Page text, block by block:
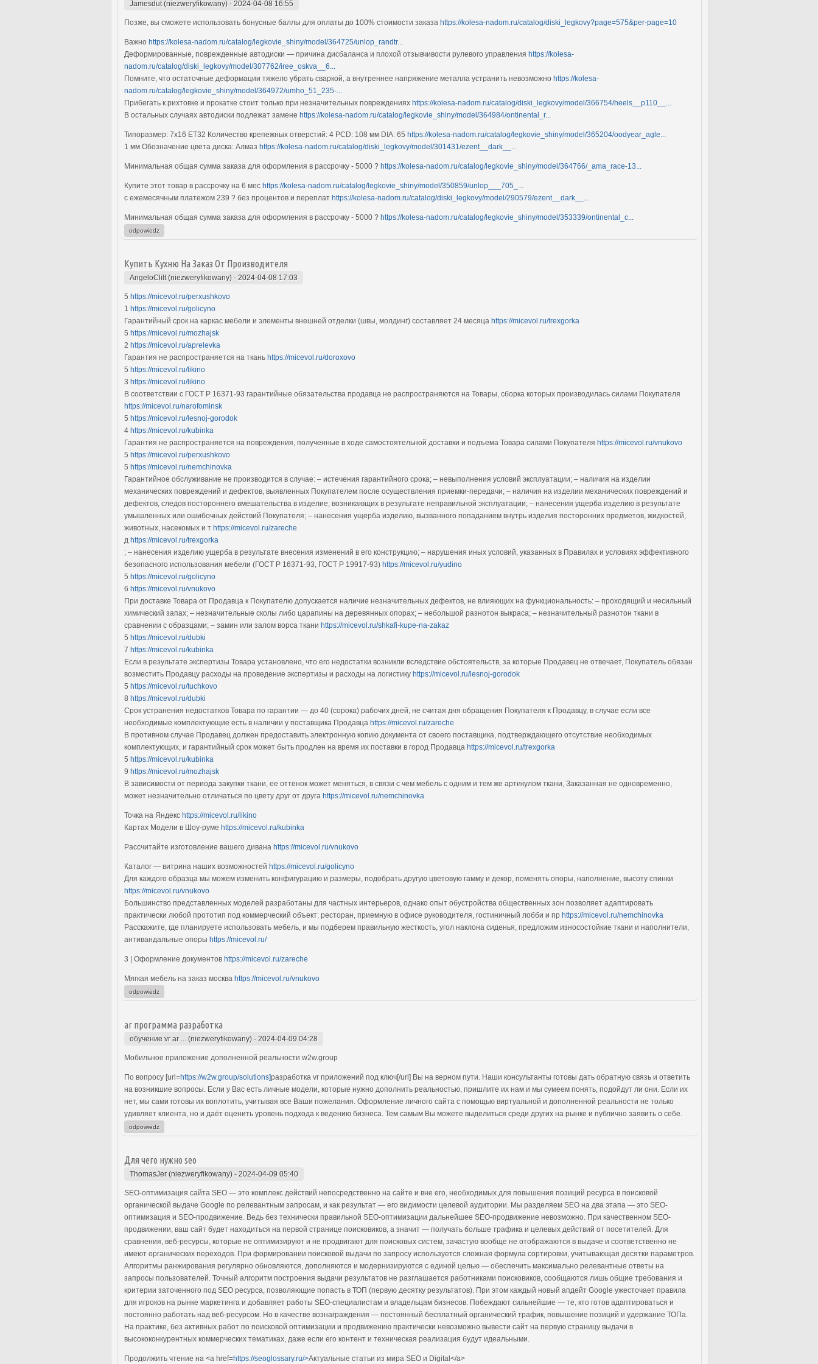
Jamesdut (niezweryfikowany) - 2024-04-08 16:55
Позже, вы сможете использовать бонусные баллы для оплаты до 100% стоимости заказа https://kolesa-nadom.ru/catalog/diski_legkovy?page=575&per-page=10
Важно https://kolesa-nadom.ru/catalog/legkovie_shiny/model/364725/unlop_randtr...
Деформированные, поврежденные автодиски — причина дисбаланса и плохой отзывчивости рулевого управления https://kolesa-
nadom.ru/catalog/diski_legkovy/model/307762/iree_oskva__6...
Помните, что остаточные деформации тяжело убрать сваркой, а внутреннее напряжение металла устранить невозможно https://kolesa-
nadom.ru/catalog/legkovie_shiny/model/364972/umho_51_235-...
Прибегать к рихтовке и прокатке стоит только при незначительных повреждениях https://kolesa-nadom.ru/catalog/diski_legkovy/model/366754/heels__p110__...
В остальных случаях автодиски подлежат замене https://kolesa-nadom.ru/catalog/legkovie_shiny/model/364984/ontinental_r...
Типоразмер: 7x16 ET32 Количество крепежных отверстий: 4 PCD: 108 мм DIA: 65 https://kolesa-nadom.ru/catalog/legkovie_shiny/model/365204/oodyear_agle...
1 мм Обозначение цвета диска: Алмаз https://kolesa-nadom.ru/catalog/diski_legkovy/model/301431/ezent__dark__...
Минимальная общая сумма заказа для оформления в рассрочку - 5000 ? https://kolesa-nadom.ru/catalog/legkovie_shiny/model/364766/_ama_race-13...
Купите этот товар в рассрочку на 6 мес https://kolesa-nadom.ru/catalog/legkovie_shiny/model/350859/unlop___705_...
с ежемесячным платежом 239 ? без процентов и переплат https://kolesa-nadom.ru/catalog/diski_legkovy/model/290579/ezent__dark__...
Минимальная общая сумма заказа для оформления в рассрочку - 5000 ? https://kolesa-nadom.ru/catalog/legkovie_shiny/model/353339/ontinental_c...
odpowiedz
Купить Кухню На Заказ От Производителя
AngeloClilt (niezweryfikowany) - 2024-04-08 17:03
5 https://micevol.ru/perxushkovo
1 https://micevol.ru/golicyno
Гарантийный срок на каркас мебели и элементы внешней отделки (швы, молдинг) составляет 24 месяца https://micevol.ru/trexgorka
5 https://micevol.ru/mozhajsk
2 https://micevol.ru/aprelevka
Гарантия не распространяется на ткань https://micevol.ru/doroxovo
5 https://micevol.ru/likino
3 https://micevol.ru/likino
В соответствии с ГОСТ Р 16371-93 гарантийные обязательства продавца не распространяются на Товары, сборка которых производилась силами Покупателя
https://micevol.ru/narofominsk
5 https://micevol.ru/lesnoj-gorodok
4 https://micevol.ru/kubinka
Гарантия не распространяется на повреждения, полученные в ходе самостоятельной доставки и подъема Товара силами Покупателя https://micevol.ru/vnukovo
5 https://micevol.ru/perxushkovo
5 https://micevol.ru/nemchinovka
Гарантийное обслуживание не производится в случае: – истечения гарантийного срока; – невыполнения условий эксплуатации; – наличия на изделии
механических повреждений и дефектов, выявленных Покупателем после осуществления приемки-передачи; – наличия на изделии механических повреждений и
дефектов, следов постороннего вмешательства в изделие, возникающих в результате неправильной эксплуатации; – нанесения ущерба изделию в результате
умышленных или ошибочных действий Покупателя; – нанесения ущерба изделию, вызванного попаданием внутрь изделия посторонних предметов, жидкостей,
животных, насекомых и т https://micevol.ru/zareche
д https://micevol.ru/trexgorka
; – нанесения изделию ущерба в результате внесения изменений в его конструкцию; – нарушения иных условий, указанных в Правилах и условиях эффективного
безопасного использования мебели (ГОСТ Р 16371-93, ГОСТ Р 19917-93) https://micevol.ru/yudino
5 https://micevol.ru/golicyno
6 https://micevol.ru/vnukovo
При доставке Товара от Продавца к Покупателю допускается наличие незначительных дефектов, не влияющих на функциональность: – проходящий и несильный
химический запах; – незначительные сколы либо царапины на деревянных опорах; – небольшой разнотон выкраса; – незначительный разнотон ткани в
сравнении с образцами; – замин или залом ворса ткани https://micevol.ru/shkafi-kupe-na-zakaz
5 https://micevol.ru/dubki
7 https://micevol.ru/kubinka
Если в результате экспертизы Товара установлено, что его недостатки возникли вследствие обстоятельств, за которые Продавец не отвечает, Покупатель обязан
возместить Продавцу расходы на проведение экспертизы и расходы на логистику https://micevol.ru/lesnoj-gorodok
5 https://micevol.ru/tuchkovo
8 https://micevol.ru/dubki
Срок устранения недостатков Товара по гарантии — до 40 (сорока) рабочих дней, не считая дня обращения Покупателя к Продавцу, в случае если все
необходимые комплектующие есть в наличии у поставщика Продавца https://micevol.ru/zareche
В противном случае Продавец должен предоставить электронную копию документа от своего поставщика, подтверждающего отсутствие необходимых
комплектующих, и гарантийный срок может быть продлен на время их поставки в город Продавца https://micevol.ru/trexgorka
5 https://micevol.ru/kubinka
9 https://micevol.ru/mozhajsk
В зависимости от периода закупки ткани, ее оттенок может меняться, в связи с чем мебель с одним и тем же артикулом ткани, Заказанная не одновременно,
может незначительно отличаться по цвету друг от друга https://micevol.ru/nemchinovka
Точка на Яндекс https://micevol.ru/likino
Картах Модели в Шоу-руме https://micevol.ru/kubinka
Рассчитайте изготовление вашего дивана https://micevol.ru/vnukovo
Каталог — витрина наших возможностей https://micevol.ru/golicyno
Для каждого образца мы можем изменить конфигурацию и размеры, подобрать другую цветовую гамму и декор, поменять опоры, наполнение, высоту спинки
https://micevol.ru/vnukovo
Большинство представленных моделей разработаны для частных интерьеров, однако опыт обустройства общественных зон позволяет адаптировать
практически любой прототип под коммерческий объект: ресторан, приемную в офисе руководителя, гостиничный лобби и пр https://micevol.ru/nemchinovka
Расскажите, где планируете использовать мебель, и мы подберем правильную жесткость, угол наклона сиденья, предложим износостойкие ткани и наполнители,
антивандальные опоры https://micevol.ru/
3 | Оформление документов https://micevol.ru/zareche
Мягкая мебель на заказ москва https://micevol.ru/vnukovo
odpowiedz
ar программа разработка
обучение vr ar ... (niezweryfikowany) - 2024-04-09 04:28
Мобильное приложение дополненной реальности w2w.group
По вопросу [url=https://w2w.group/solutions]разработка vr приложений под ключ[/url] Вы на верном пути. Наши консультанты готовы дать обратную связь и ответить
на возникшие вопросы. Если у Вас есть личные модели, которые нужно дополнить реальностью, пришлите их нам и мы сумеем понять, подойдут ли они. Если их
нет, мы сами готовы их воплотить, учитывая все Ваши пожелания. Оформление личного сайта с помощью виртуальной и дополненной реальности не только
удивляет клиента, но и даёт оценить уровень подхода к ведению бизнеса. Тем самым Вы можете выделиться среди других на рынке и публично заявить о себе.
odpowiedz
Для чего нужно seo
ThomasJer (niezweryfikowany) - 2024-04-09 05:40
SEO-оптимизация сайта SEO — это комплекс действий непосредственно на сайте и вне его, необходимых для повышения позиций ресурса в поисковой
органической выдаче Google по релевантным запросам, и как результат — его видимости целевой аудитории. Мы разделяем SEO на два этапа — это SEO-
оптимизация и SEO-продвижение. Ведь без технически правильной SEO-оптимизации дальнейшее SEO-продвижение невозможно. При качественном SEO-
продвижении, ваш сайт будет находиться на первой странице поисковиков, а значит — получать больше трафика и целевых действий от посетителей. Для
сравнения, веб-ресурсы, которые не оптимизируют и не продвигают для поисковых систем, зачастую вообще не отображаются в выдаче и соответственно не
имеют органических переходов. При формировании поисковой выдачи по запросу используется сложная формула сортировки, учитывающая десятки параметров.
Алгоритмы ранжирования регулярно обновляются, дополняются и модернизируются с единой целью — обеспечить максимально релевантные ответы на
запросы пользователей. Точный алгоритм построения выдачи результатов не разглашается работниками поисковиков, сообщаются лишь общие требования и
критерии заточенного под SEO ресурса, позволяющие попасть в ТОП (первую десятку результатов). При этом каждый новый апдейт Google ужесточает правила
для игроков на рынке маркетинга и добавляет работы SEO-специалистам и владельцам бизнесов. Побеждают сильнейшие — те, кто готов адаптироваться и
постоянно работать над веб-ресурсом. Но в качестве вознаграждения — постоянный бесплатный органический трафик, повышение позиций и удержание ТОПа.
На практике, без активных работ по поисковой оптимизации и продвижению практически невозможно вывести сайт на первую страницу выдачи в
высококонкурентных коммерческих тематиках, даже если его контент и техническая реализация будут идеальными.
Продолжить чтение на <a href=https://seoglossary.ru/>Актуальные статьи из мира SEO и Digital</a>